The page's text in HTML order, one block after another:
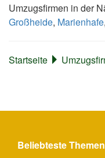
Umzugsfirmen in der
Großheide, Marienhafe,
Startseite
Beliebteste Themen